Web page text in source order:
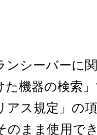
ンシーバーに
た機器の検索
アス規定」の
のまま使用で